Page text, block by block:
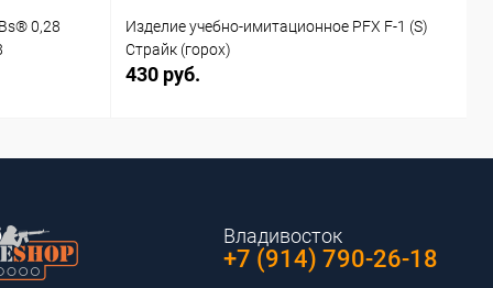
0,28
Изделие учебно-имитационное PFX F-1 (S)
Страйк (горох)
430 руб.
Владивосток
+7 (914) 790-26-18